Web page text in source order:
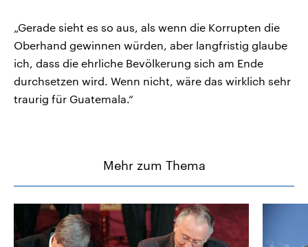
„Gerade sieht es so aus, als wenn die Korrupten die
Oberhand gewinnen würden, aber langfristig glaube
ich, dass die ehrliche Bevölkerung sich am Ende
durchsetzen wird. Wenn nicht, wäre das wirklich sehr
traurig für Guatemala.“
Mehr zum Thema